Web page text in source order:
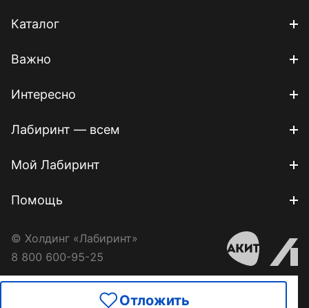
Отложить
Каталог
Важно
Интересно
Лабиринт — всем
Мой Лабиринт
Помощь
© Холдинг «Лабиринт»
8 800 600-95-25